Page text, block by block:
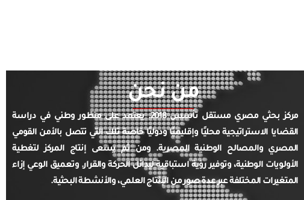
من نحن
مركز بحثي مصري مستقل تأسس 2018. يعتمد على منظور وطني في دراسة
القضايا الاستراتيجية محليًا وإقليميًا ودوليًا خاصة تلك التي تتصل بالأمن القومي
المصري والمصالح الوطنية المصرية. ومن ثم يسعى إنتاج المركز لتغطية
الأولويات الوطنية، وتوفير رؤية استباقية لبدائل الحركة والقرار. وتعميق الوعي إزاء
المتغيرات المختلفة عبر عدة صور من الإنتاج العلمي، والأنشطة البحثية.